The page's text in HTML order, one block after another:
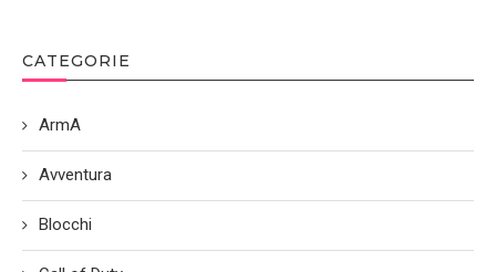
CATEGORIE
ArmA
Avventura
Blocchi